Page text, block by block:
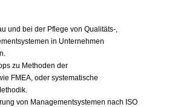
und bei der Pflege von Qualitäts-,
in Unternehmen
zu Methoden der
FMEA, oder systematische
von Managementsystemen nach ISO